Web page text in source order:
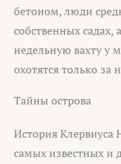
бетоном, люди
собственных
недельную вахту у
охотятся только
Тайны острова
История Клервиуса
самых известных и